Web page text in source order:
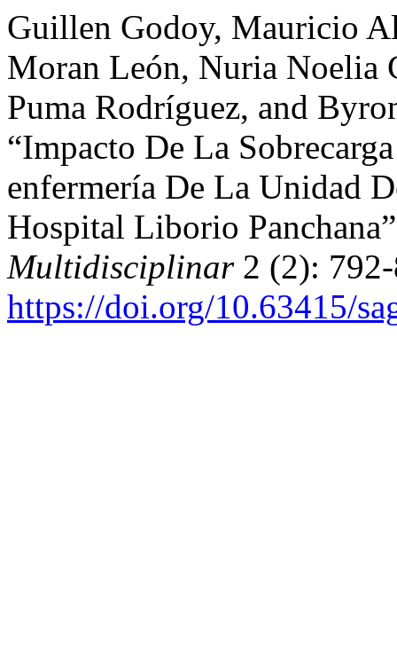
Guillen Godoy, Mauricio
Moran León, Nuria Noelia
Puma Rodríguez, and
“Impacto De La
enfermería De La Unidad
Hospital Liborio
Multidisciplinar2 (2):
https://doi.org/10.63415/